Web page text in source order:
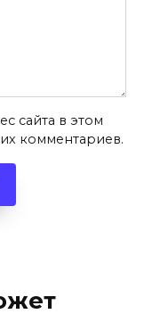
сайта в этом
комментариев.